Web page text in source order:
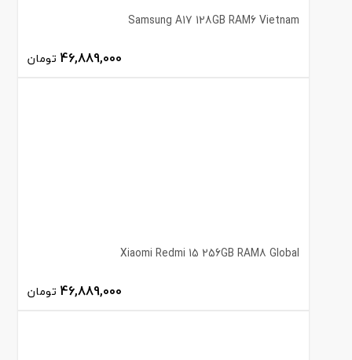
Samsung A17 128GB RAM6 Vietnam
46,889,000 تومان
Xiaomi Redmi 15 256GB RAM8 Global
46,889,000 تومان